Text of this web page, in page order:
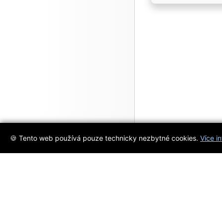
🍪 Tento web používá pouze technicky nezbytné cookies. Více